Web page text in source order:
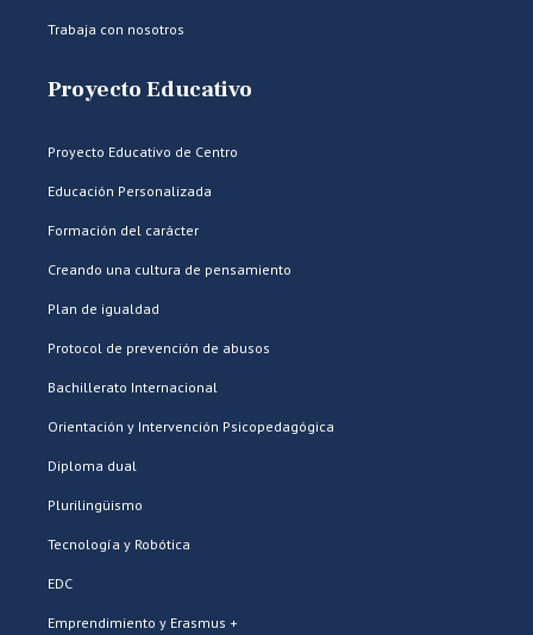
Trabaja con nosotros
Proyecto Educativo
Proyecto Educativo de Centro
Educación Personalizada
Formación del carácter
Creando una cultura de pensamiento
Plan de igualdad
Protocol de prevención de abusos
Bachillerato Internacional
Orientación y Intervención Psicopedagógica
Diploma dual
Plurilingüismo
Tecnología y Robótica
EDC
Emprendimiento y Erasmus +